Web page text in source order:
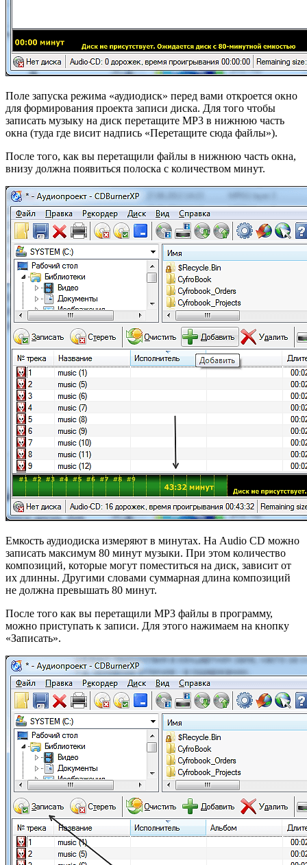
Поле запуска режима «аудиодиск» перед вами откроется окно
для формирования проекта записи диска. Для того чтобы
записать музыку на диск перетащите MP3 в нижнюю часть
окна (туда где висит надпись «Перетащите сюда файлы»).
После того, как вы перетащили файлы в нижнюю часть окна,
внизу должна появиться полоска с количеством минут.
Емкость аудиодиска измеряют в минутах. На Audio CD можно
записать максимум 80 минут музыки. При этом количество
композиций, которые могут поместиться на диск, зависит от
их длинны. Другими словами суммарная длина композиций
не должна превышать 80 минут.
После того как вы перетащили MP3 файлы в программу,
можно приступать к записи. Для этого нажимаем на кнопку
«Записать».